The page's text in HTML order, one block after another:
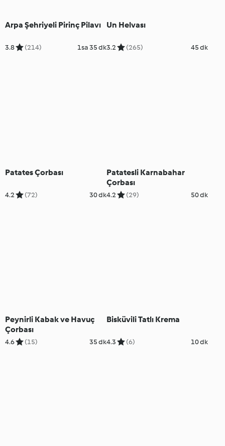
Arpa Şehriyeli Pirinç Pilavı
3.8 (214) 1sa 35 dk
Un Helvası
3.2 (265) 45 dk
Patates Çorbası
4.2 (72) 30 dk
Patatesli Karnabahar
Çorbası
4.2 (29) 50 dk
Peynirli Kabak ve Havuç
Çorbası
4.6 (15) 35 dk
Bisküvili Tatlı Krema
4.3 (6) 10 dk